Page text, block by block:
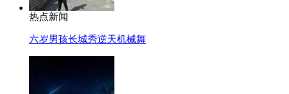
热点新闻
六岁男孩长城秀逆天机械舞